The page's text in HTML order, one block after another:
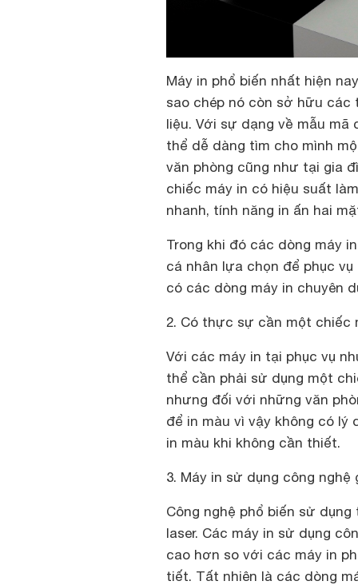
Máy in phổ biến nhất hiện
sao chép nó còn sở hữu các
liệu. Với sự dạng về mẫu
thể dễ dàng tìm cho mình
văn phòng cũng như tại gia
chiếc máy in có hiệu suất
nhanh, tính năng in ấn hai
Trong khi đó các dòng máy
cá nhân lựa chọn để phục
có các dòng máy in chuyên
2. Có thực sự cần một chiếc
Với các máy in tại phục vụ
thể cần phải sử dụng một
nhưng đối với những văn
để in màu vì vậy không có lý
in màu khi không cần thiết.
3. Máy in sử dụng công nghệ
Công nghệ phổ biến sử
laser. Các máy in sử dụng
cao hơn so với các máy in
tiết. Tất nhiên là các dòng